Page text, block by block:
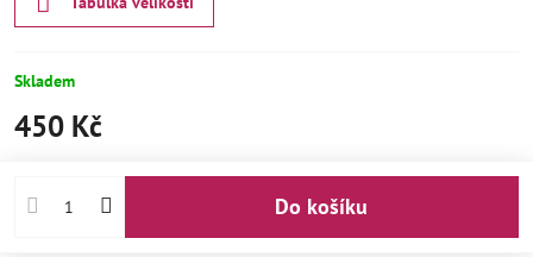
Skladem
450 Kč
Do košíku